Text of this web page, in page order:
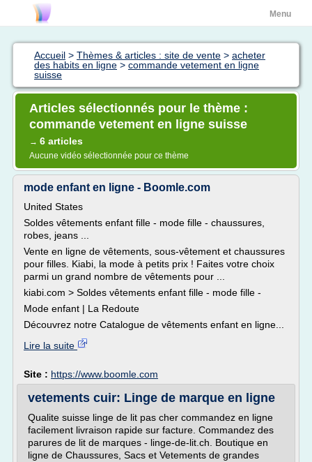
Menu
Accueil > Thèmes & articles : site de vente > acheter
des habits en ligne > commande vetement en ligne
suisse
Articles sélectionnés pour le thème :
commande vetement en ligne suisse
→ 6 articles
Aucune vidéo sélectionnée pour ce thème
mode enfant en ligne - Boomle.com
United States
Soldes vêtements enfant fille - mode fille - chaussures,
robes, jeans ...
Vente en ligne de vêtements, sous-vêtement et chaussures
pour filles. Kiabi, la mode à petits prix ! Faites votre choix
parmi un grand nombre de vêtements pour ...
kiabi.com > Soldes vêtements enfant fille - mode fille -
Mode enfant | La Redoute
Découvrez notre Catalogue de vêtements enfant en ligne...
Lire la suite
Site : https://www.boomle.com
vetements cuir: Linge de marque en ligne
Qualite suisse linge de lit pas cher commandez en ligne
facilement livraison rapide sur facture. Commandez des
parures de lit de marques - linge-de-lit.ch. Boutique en
ligne de Chaussures, Sacs et Vetements de grandes